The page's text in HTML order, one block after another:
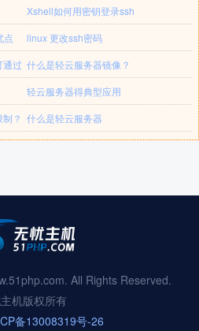
Xshell如何用密钥登录ssh
点
linux 更改ssh密码
通过 什么是轻云服务器镜像？
轻云服务器得典型应用
？ 什么是轻云服务器
All Rights Reserved.
机版权所有
备13008319号-26